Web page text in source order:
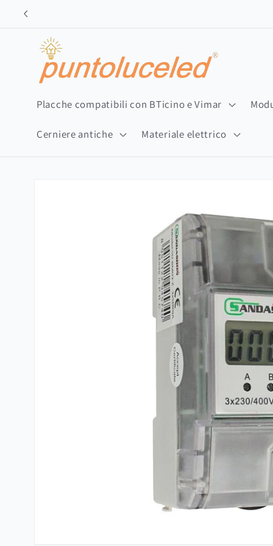
direttamente
Placche compatibili con BTicino e Vimar
Cerniere antiche Materiale elettrico